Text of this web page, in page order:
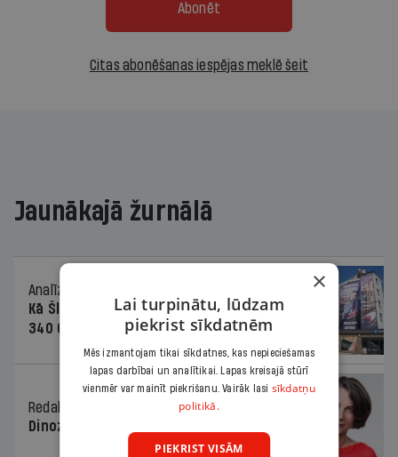
Abonēt
Citas abonēšanas iespējas meklē šeit
Jaunākajā žurnālā
Analīze
Kā Šlesera partija palika nesodīta par
340 000 vērtu reklāmas kampaņu
Redaktores sleja
06.08.2026.
Dinozaura triks
×
Lai turpinātu, lūdzam
piekrist sīkdatnēm
Mēs izmantojam tikai sīkdatnes, kas nepieciešamas
lapas darbībai un analītikai. Lapas kreisajā stūrī
vienmēr var mainīt piekrišanu. Vairāk lasi sīkdatņu
politikā.
PIEKRIST VISĀM